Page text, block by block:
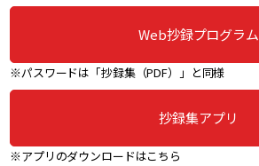
Web抄録プログラム
※パスワードは「抄録集（PDF）」と同様
抄録集アプリ
※アプリのダウンロードはこちら